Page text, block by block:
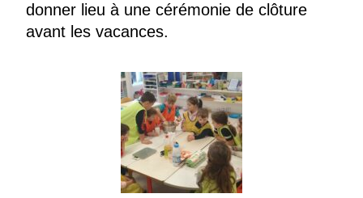
donner lieu à une cérémonie de clôture
avant les vacances.